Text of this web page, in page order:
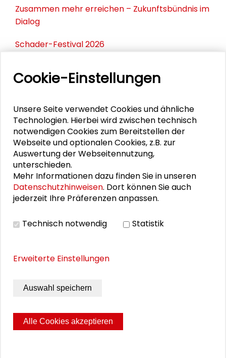
Zusammen mehr erreichen – Zukunftsbündnis im
Dialog
Schader-Festival 2026
PERSONEN IM KONTEXT
Malena Pfeiffer
DOWNLOADS
Cookie-Einstellungen
Unsere Seite verwendet Cookies und ähnliche
Technologien. Hierbei wird zwischen technisch
notwendigen Cookies zum Bereitstellen der
Webseite und optionalen Cookies, z.B. zur
Auswertung der Webseitennutzung,
unterschieden.
Mehr Informationen dazu finden Sie in unseren
Datenschutzhinweisen. Dort können Sie auch
jederzeit Ihre Präferenzen anpassen.
Technisch notwendig Statistik
Erweiterte Einstellungen
Auswahl speichern
Alle Cookies akzeptieren